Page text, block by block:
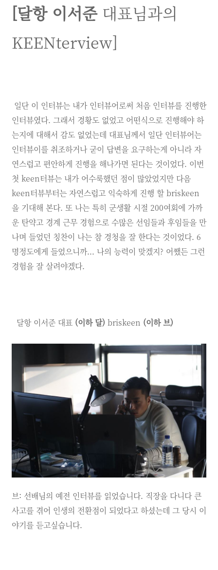
[달항 이서준대표님과의
KEENterview]
일단 이 인터뷰는 내가 인터뷰어로써 처음 인터뷰를 진행한
인터뷰였다. 그래서 경황도 없었고 어떤식으로 진행해야 하
는지에 대해서 감도 없었는데 대표님께서 일단 인터뷰어는
인터뷰이를 취조하거나 굳이 답변을 요구하는게 아니라 자
연스럽고 편안하게 진행을 해나가면 된다는 것이었다. 이번
첫 keen터뷰는 내가 어수룩했던 점이 많았었지만 다음
keen터뷰부터는 자연스럽고 익숙하게 진행 할 briskeen
을 기대해 본다. 또 나는 특히 군생활 시절 200여회에 가까
운 탄약고 경계 근무 경험으로 수많은 선임들과 후임들을 만
나며 들었던 칭찬이 나는 참 경청을 잘 한다는 것이었다. 6
명정도에게 들었으니까... 나의 능력이 맞겠지? 어쨌든 그런
경험을 잘 살려야겠다.
달항 이서준 대표 (이하 달) briskeen (이하 브)
브: 선배님의 예전 인터뷰를 읽었습니다. 직장을 다니다 큰
사고를 겪어 인생의 전환점이 되었다고 하셨는데 그 당시 이
야기를 듣고싶습니다.